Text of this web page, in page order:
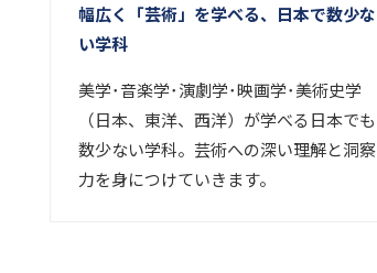
幅広く「芸術」を学べる、日本で数少な
い学科
美学･音楽学･演劇学･映画学･美術史学
（日本、東洋、西洋）が学べる日本でも
数少ない学科。芸術への深い理解と洞察
力を身につけていきます。